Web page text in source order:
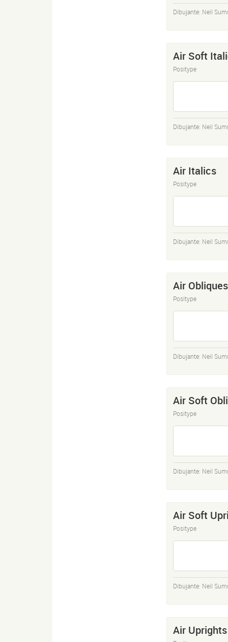
Dibujante: Neil
Air Soft
Positype
Dibujante: Neil
Air Italics
Positype
Dibujante: Neil
Air Obliques
Positype
Dibujante: Neil
Air Soft
Positype
Dibujante: Neil
Air Soft
Positype
Dibujante: Neil
Air Uprights